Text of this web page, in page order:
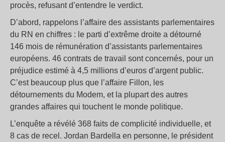
procès, refusant d’entendre le verdict.
D’abord, rappelons l’affaire des assistants parlementaires
du RN en chiffres : le parti d’extrême droite a détourné
146 mois de rémunération d’assistants parlementaires
européens. 46 contrats de travail sont concernés, pour un
préjudice estimé à 4,5 millions d’euros d’argent public.
C’est beaucoup plus que l’affaire Fillon, les
détournements du Modem, et la plupart des autres
grandes affaires qui touchent le monde politique.
L’enquête a révélé 368 faits de complicité individuelle, et
8 cas de recel. Jordan Bardella en personne, le président